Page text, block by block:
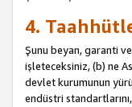
4.
Şunu beyan, garanti
işleteceksiniz, (b) ne
devlet kurumunun
endüstri